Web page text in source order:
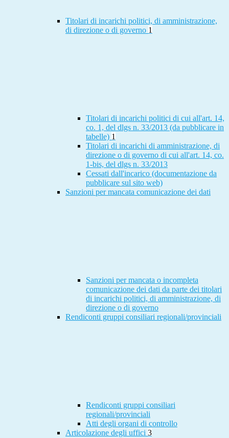
Titolari di incarichi politici, di amministrazione,
di direzione o di governo 1
Titolari di incarichi politici di cui all'art. 14,
co. 1, del dlgs n. 33/2013 (da pubblicare in
tabelle) 1
Titolari di incarichi di amministrazione, di
direzione o di governo di cui all'art. 14, co.
1-bis, del dlgs n. 33/2013
Cessati dall'incarico (documentazione da
pubblicare sul sito web)
Sanzioni per mancata comunicazione dei dati
Sanzioni per mancata o incompleta
comunicazione dei dati da parte dei titolari
di incarichi politici, di amministrazione, di
direzione o di governo
Rendiconti gruppi consiliari regionali/provinciali
Rendiconti gruppi consiliari
regionali/provinciali
Atti degli organi di controllo
Articolazione degli uffici 3